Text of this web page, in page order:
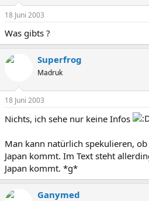
18 Juni 2003
Was gibts ?
Superfrog
Madruk
18 Juni 2003
Nichts, ich sehe nur keine Infos
Man kann natürlich spekulieren, ob
Japan kommt. Im Text steht
Japan kommt. *g*
Ganymed